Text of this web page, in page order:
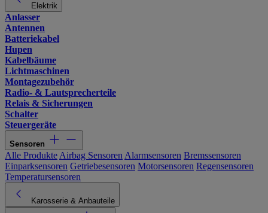
Elektrik
Anlasser
Antennen
Batteriekabel
Hupen
Kabelbäume
Lichtmaschinen
Montagezubehör
Radio- & Lautsprecherteile
Relais & Sicherungen
Schalter
Steuergeräte
Sensoren
Alle Produkte Airbag Sensoren Alarmsensoren Bremssensoren
Einparksensoren Getriebesensoren Motorsensoren Regensensoren
Temperatursensoren
Karosserie & Anbauteile